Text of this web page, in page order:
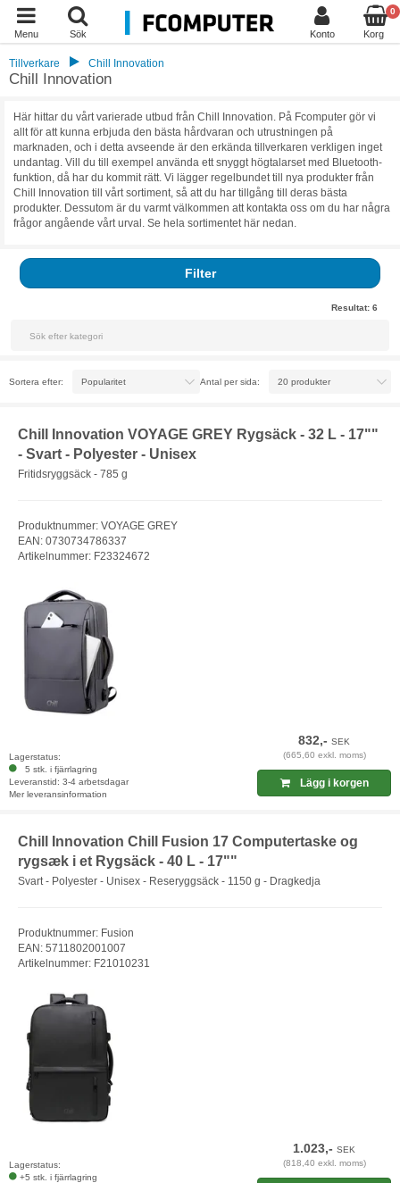
Menu Sök Konto
0
Korg
Tillverkare Chill Innovation
Chill Innovation
Här hittar du vårt varierade utbud från Chill Innovation. På Fcomputer gör vi
allt för att kunna erbjuda den bästa hårdvaran och utrustningen på
marknaden, och i detta avseende är den erkända tillverkaren verkligen inget
undantag. Vill du till exempel använda ett snyggt högtalarset med Bluetooth-
funktion, då har du kommit rätt. Vi lägger regelbundet till nya produkter från
Chill Innovation till vårt sortiment, så att du har tillgång till deras bästa
produkter. Dessutom är du varmt välkommen att kontakta oss om du har några
frågor angående vårt urval. Se hela sortimentet här nedan.
Filter
Resultat: 6
Sortera efter: Antal per sida:
Chill Innovation VOYAGE GREY Rygsäck - 32 L - 17""
- Svart - Polyester - Unisex
Fritidsryggsäck - 785 g
Produktnummer: VOYAGE GREY
EAN: 0730734786337
Artikelnummer: F23324672
Lagerstatus:
5 stk. i fjärrlagring
Leveranstid: 3-4 arbetsdagar
Mer leveransinformation
832,-SEK
(665,60 exkl. moms)
Lägg i korgen
Chill Innovation Chill Fusion 17 Computertaske og
rygsæk i et Rygsäck - 40 L - 17""
Svart - Polyester - Unisex - Reseryggsäck - 1150 g - Dragkedja
Produktnummer: Fusion
EAN: 5711802001007
Artikelnummer: F21010231
Lagerstatus:
+5 stk. i fjärrlagring
1.023,-SEK
(818,40 exkl. moms)